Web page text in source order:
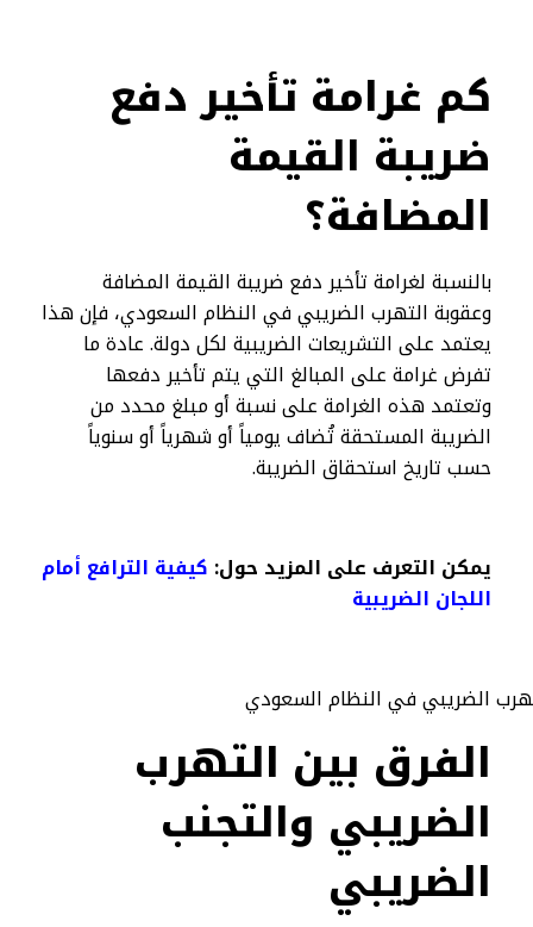
كم غرامة تأخير دفع
ضريبة القيمة
المضافة؟
بالنسبة لغرامة تأخير دفع ضريبة القيمة المضافة
وعقوبة التهرب الضريبي في النظام السعودي، فإن هذا
يعتمد على التشريعات الضريبية لكل دولة. عادة ما
تفرض غرامة على المبالغ التي يتم تأخير دفعها
وتعتمد هذه الغرامة على نسبة أو مبلغ محدد من
الضريبة المستحقة تُضاف يومياً أو شهرياً أو سنوياً
حسب تاريخ استحقاق الضريبة.
يمكن التعرف على المزيد حول: كيفية الترافع أمام
اللجان الضريبية
الفرق بين التهرب
الضريبي والتجنب
الضريبي